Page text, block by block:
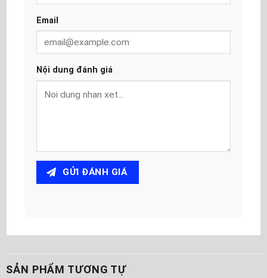
Email
Nội dung đánh giá
GỬI ĐÁNH GIÁ
SẢN PHẨM TƯƠNG TỰ